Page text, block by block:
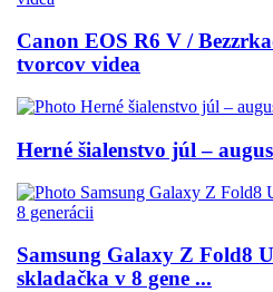
Canon EOS R6 V /
tvorcov videa
Herné šialenstvo júl –
Samsung Galaxy Z Fold8
skladačka v 8 gene ...